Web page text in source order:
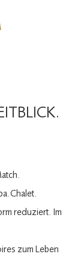
reduziert. Im
zum Leben